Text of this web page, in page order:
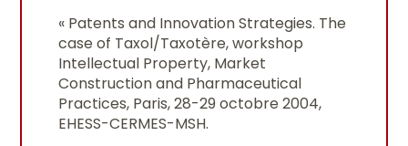
« Patents and Innovation Strategies. The
case of Taxol/Taxotère, workshop
Intellectual Property, Market
Construction and Pharmaceutical
Practices, Paris, 28-29 octobre 2004,
EHESS-CERMES-MSH.